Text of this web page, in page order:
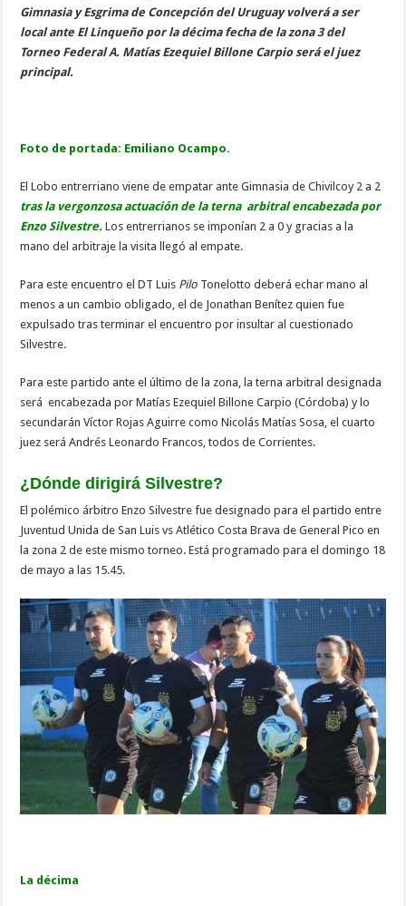
Gimnasia y Esgrima de Concepción del Uruguay volverá a ser
local ante El Linqueño por la décima fecha de la zona 3 del
Torneo Federal A. Matías Ezequiel Billone Carpio será el juez
principal.
Foto de portada: Emiliano Ocampo.
El Lobo entrerriano viene de empatar ante Gimnasia de Chivilcoy 2 a 2
tras la vergonzosa actuación de la terna arbitral encabezada por
Enzo Silvestre. Los entrerrianos se imponían 2 a 0 y gracias a la
mano del arbitraje la visita llegó al empate.
Para este encuentro el DT Luis Pilo Tonelotto deberá echar mano al
menos a un cambio obligado, el de Jonathan Benítez quien fue
expulsado tras terminar el encuentro por insultar al cuestionado
Silvestre.
Para este partido ante el último de la zona, la terna arbitral designada
será encabezada por Matías Ezequiel Billone Carpio (Córdoba) y lo
secundarán Víctor Rojas Aguirre como Nicolás Matías Sosa, el cuarto
juez será Andrés Leonardo Francos, todos de Corrientes.
¿Dónde dirigirá Silvestre?
El polémico árbitro Enzo Silvestre fue designado para el partido entre
Juventud Unida de San Luis vs Atlético Costa Brava de General Pico en
la zona 2 de este mismo torneo. Está programado para el domingo 18
de mayo a las 15.45.
La décima